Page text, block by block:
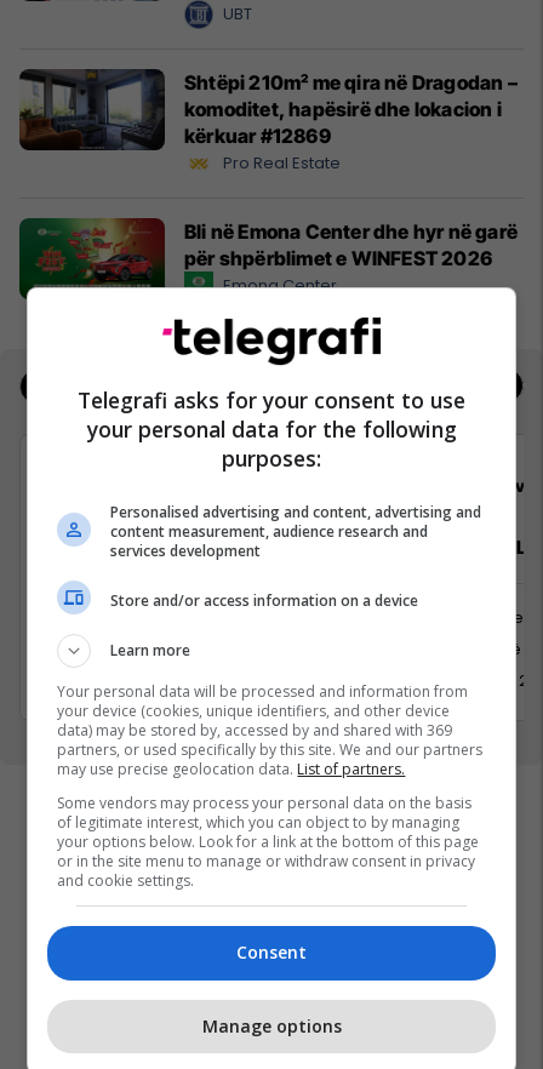
UBT
Shtëpi 210m² me qira në Dragodan –
komoditet, hapësirë dhe lokacion i
kërkuar #12869
Pro Real Estate
Bli në Emona Center dhe hyr në garë
për shpërblimet e WINFEST 2026
Emona Center
Arkatar/e
Shërbime te Klientëve
Krushë e madhe
17 Korrik 2026
Zyrtar/e
Juridike
Kosovë
1 Korrik
Telegrafi asks for your consent to use
your personal data for the following
purposes:
Personalised advertising and content, advertising and
content measurement, audience research and
services development
Store and/or access information on a device
Learn more
Your personal data will be processed and information from
your device (cookies, unique identifiers, and other device
data) may be stored by, accessed by and shared with 369
partners, or used specifically by this site. We and our partners
may use precise geolocation data. List of partners.
Some vendors may process your personal data on the basis
of legitimate interest, which you can object to by managing
your options below. Look for a link at the bottom of this page
or in the site menu to manage or withdraw consent in privacy
and cookie settings.
Consent
Manage options